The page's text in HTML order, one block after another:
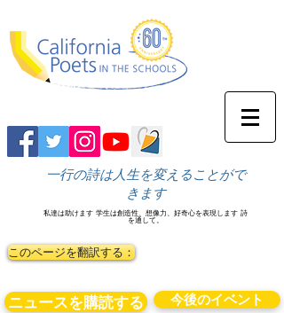
一行の詩は人生を変えることがで
きます
私達は助けます 学生は創造性、想像力、好奇心を表現します 詩
を通して。
このページを翻訳する：
ニュースを購読する
今後のイベント